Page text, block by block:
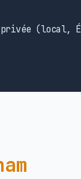
(local,